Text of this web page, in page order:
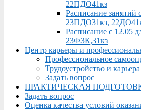
22ПДО41кз
Расписание занятий
23ПДО31кз,
Расписание с 12.05
23ФЗК,31кз
Центр карьеры и
Профессиональное
Трудоустройство и карьера
Задать вопрос
ПРАКТИЧЕСКАЯ
Задать вопрос
Оценка качества условий